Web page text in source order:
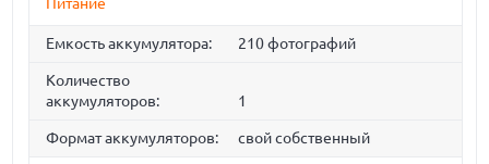
Питание
Емкость аккумулятора: 210 фотографий
Количество
аккумуляторов:
1
Формат аккумуляторов: свой собственный